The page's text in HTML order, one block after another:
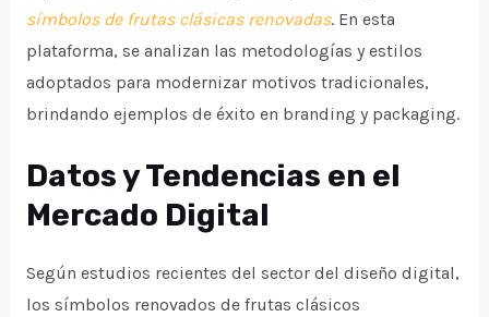
símbolos de frutas clásicas renovadas. En esta
plataforma, se analizan las metodologías y estilos
adoptados para modernizar motivos tradicionales,
brindando ejemplos de éxito en branding y packaging.
Datos y Tendencias en el
Mercado Digital
Según estudios recientes del sector del diseño digital,
los símbolos renovados de frutas clásicos